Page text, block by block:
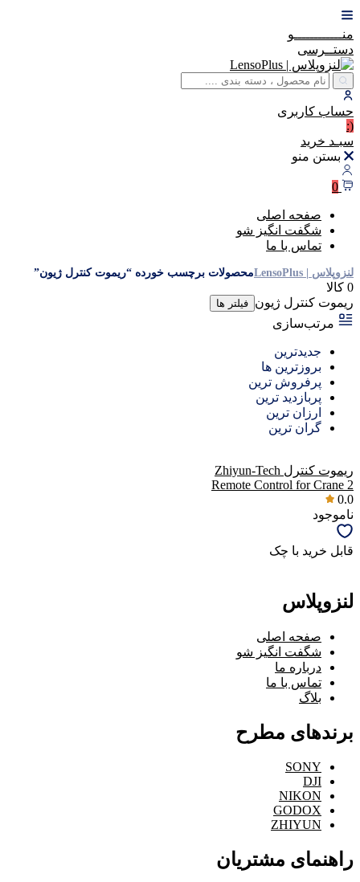
منــــــــــــو
دستــرسی
حساب کاربری
(:
سبـد خرید
بستن منو
0
صفحه اصلی
شگفت انگیز شو
تماس با ما
لنزوپلاس | LensoPlus محصولات برچسب خورده “ریموت کنترل ژیون”
0 کالا
ریموت کنترل ژیون فیلتر ها
مرتب‌سازی
جدیدترین
بروزترین ها
پرفروش ترین
پربازدید ترین
ارزان ترین
گران ترین
ریموت کنترل Zhiyun-Tech
Remote Control for Crane 2
0.0
ناموجود
قابل خرید با چک
لنزوپلاس
صفحه اصلی
شگفت انگیز شو
درباره ما
تماس با ما
بلاگ
برندهای مطرح
SONY
DJI
NIKON
GODOX
ZHIYUN
راهنمای مشتریان